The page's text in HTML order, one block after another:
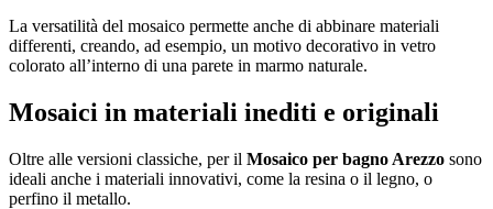
La versatilità del mosaico permette anche di abbinare materiali
differenti, creando, ad esempio, un motivo decorativo in vetro
colorato all’interno di una parete in marmo naturale.
Mosaici in materiali inediti e originali
Oltre alle versioni classiche, per il Mosaico per bagno Arezzo sono
ideali anche i materiali innovativi, come la resina o il legno, o
perfino il metallo.